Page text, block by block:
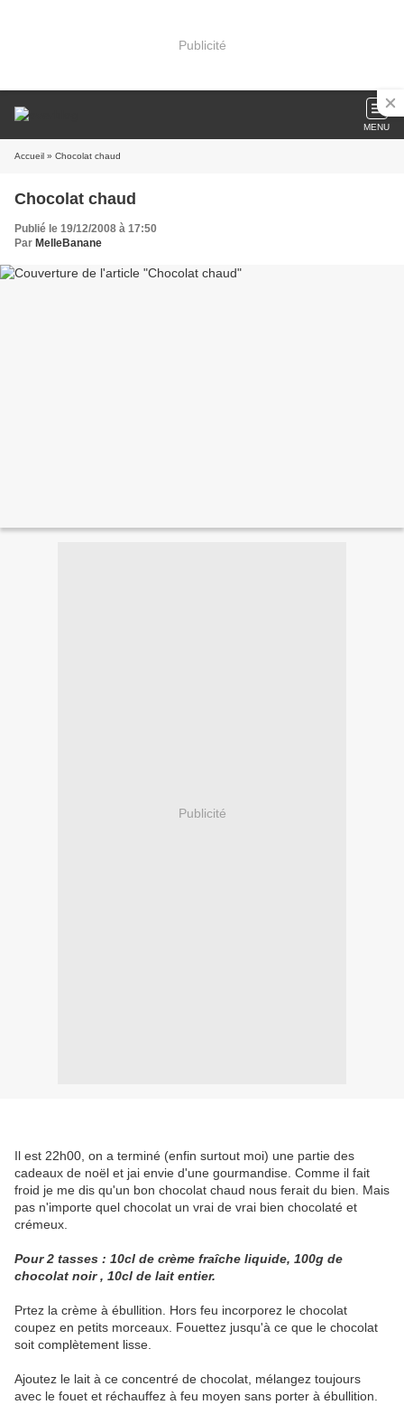
Publicité
MENU
Accueil » Chocolat chaud
Chocolat chaud
Publié le 19/12/2008 à 17:50
Par MelleBanane
Publicité
Il est 22h00, on a terminé (enfin surtout moi) une partie des
cadeaux de noël et jai envie d'une gourmandise. Comme il fait
froid je me dis qu'un bon chocolat chaud nous ferait du bien. Mais
pas n'importe quel chocolat un vrai de vrai bien chocolaté et
crémeux.
Pour 2 tasses : 10cl de crème fraîche liquide, 100g de
chocolat noir , 10cl de lait entier.
Prtez la crème à ébullition. Hors feu incorporez le chocolat
coupez en petits morceaux. Fouettez jusqu'à ce que le chocolat
soit complètement lisse.
Ajoutez le lait à ce concentré de chocolat, mélangez toujours
avec le fouet et réchauffez à feu moyen sans porter à ébullition.